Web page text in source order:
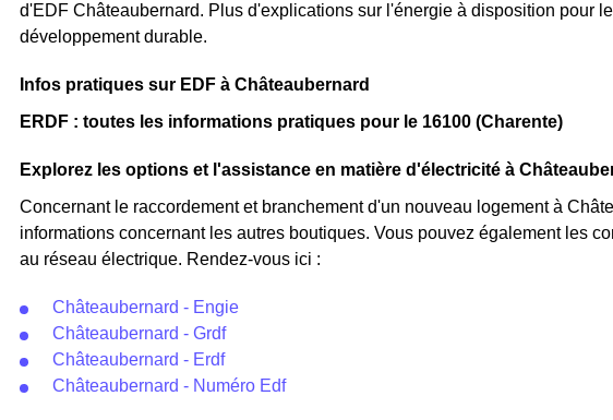
d'EDF Châteaubernard. Plus d'explications sur l'énergie à disposition pour
développement durable.
Infos pratiques sur EDF à Châteaubernard
ERDF : toutes les informations pratiques pour le 16100 (Charente)
Explorez les options et l'assistance en matière d'électricité à
Concernant le raccordement et branchement d'un nouveau logement à
informations concernant les autres boutiques. Vous pouvez également les
au réseau électrique. Rendez-vous ici :
Châteaubernard - Engie
Châteaubernard - Grdf
Châteaubernard - Erdf
Châteaubernard - Numéro Edf